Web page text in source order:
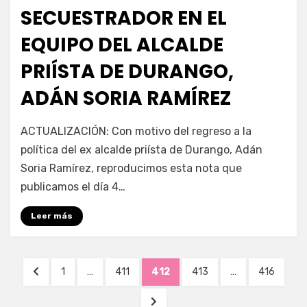
SECUESTRADOR EN EL
EQUIPO DEL ALCALDE
PRIÍSTA DE DURANGO,
ADÁN SORIA RAMÍREZ
por Enrique
1,468 comentarios
en
el
equipo
Durango,
Adán
ACTUALIZACIÓN: Con motivo del regreso a la
política del ex alcalde priísta de Durango, Adán
Soria Ramírez, reproducimos esta nota que
publicamos el día 4…
Leer más
Navegación
PÁGINAPÁGINA
1 … PÁGINA
411 PÁGINA
412 PÁGINA
413 … PÁGINA
416
SIGUIENTE